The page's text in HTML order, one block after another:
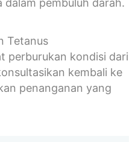
dalam pembuluh darah.
Tetanus
perburukan kondisi dari
kembali ke
penanganan yang